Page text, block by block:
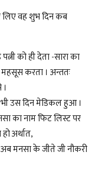
लिए वह शुभ दिन कब
को ही देता -सारा का
करता । अन्ततः
भी उस दिन मेडिकल हुआ ।
का नाम फिट लिस्ट पर
अर्थात,
मनसा के जीते जी नौकरी